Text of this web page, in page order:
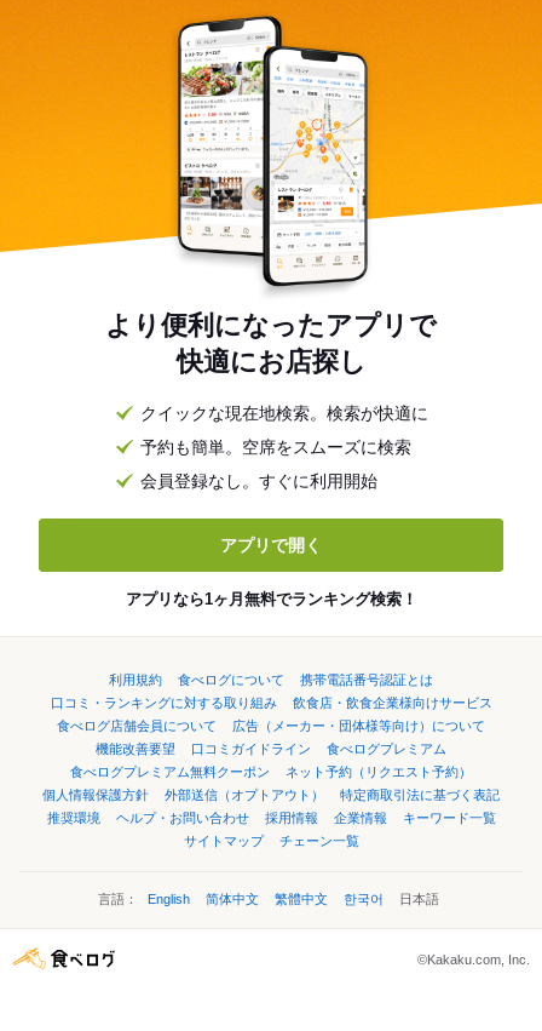
より便利になったアプリで
快適にお店探し
クイックな現在地検索。検索が快適に
予約も簡単。空席をスムーズに検索
会員登録なし。すぐに利用開始
アプリで開く
アプリなら1ヶ月無料でランキング検索！
利用規約 食べログについて
携帯電話番号認証とは
口コミ・ランキングに対する取り組み
飲食店・飲食企業様向けサービス
食べログ店舗会員について
広告（メーカー・団体様等向け）について
機能改善要望
口コミガイドライン
食べログプレミアム
食べログプレミアム無料クーポン
ネット予約（リクエスト予約）
個人情報保護方針
外部送信（オプトアウト）
特定商取引法に基づく表記
推奨環境
ヘルプ・お問い合わせ 採用情報 企業情報
キーワード一覧
サイトマップ
チェーン一覧
言語： English 简体中文 繁體中文 한국어 日本語
©Kakaku.com, Inc.